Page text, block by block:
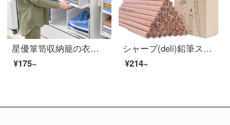
星優箪笥収納籠の衣類収納層仕切り板引出し式衣類収納神器箪笥宿舎収納棚収納籠の低いタイプ-単体包装【46.5*34*13.3】
¥175~
シャープ(deli)鉛筆スケッチ学生原木鉛筆HB/2 Bオフィス学生用文具【鉛筆スーパー値セット】36本のペン+消しゴム+鉛筆入れ
¥214~